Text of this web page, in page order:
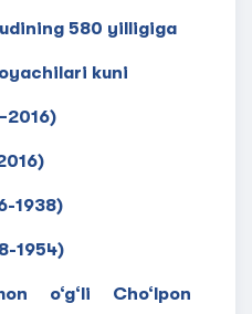
580 yilligiga
kuni
1938)
1954)
o‘g‘li Cho‘lpon